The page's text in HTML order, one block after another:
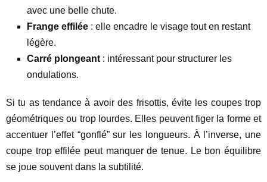
avec une belle chute.
Frange effilée : elle encadre le visage tout en restant
légère.
Carré plongeant : intéressant pour structurer les
ondulations.
Si tu as tendance à avoir des frisottis, évite les coupes trop
géométriques ou trop lourdes. Elles peuvent figer la forme et
accentuer l’effet “gonflé” sur les longueurs. À l’inverse, une
coupe trop effilée peut manquer de tenue. Le bon équilibre
se joue souvent dans la subtilité.